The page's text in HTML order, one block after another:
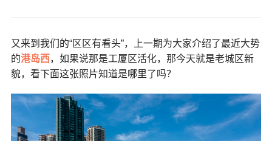
又来到我们的“区区有看头”，上一期为大家介绍了最近大势
的港岛西，如果说那是工厦区活化，那今天就是老城区新
貌，看下面这张照片知道是哪里了吗？